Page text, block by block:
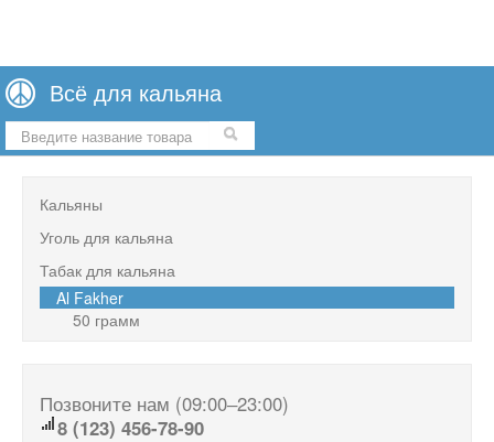
Всё для кальяна
Кальяны
Уголь для кальяна
Табак для кальяна
Al Fakher
50 грамм
Позвоните нам (09:00‒23:00)
8 (123) 456-78-90